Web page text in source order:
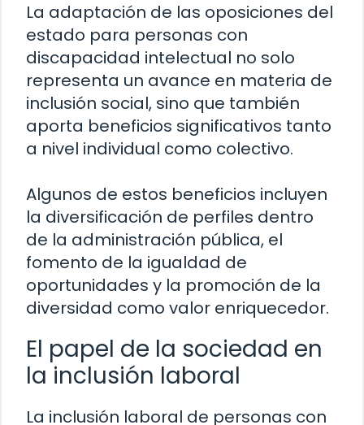
La adaptación de las oposiciones del
estado para personas con
discapacidad intelectual no solo
representa un avance en materia de
inclusión social, sino que también
aporta beneficios significativos tanto
a nivel individual como colectivo.
Algunos de estos beneficios incluyen
la diversificación de perfiles dentro
de la administración pública, el
fomento de la igualdad de
oportunidades y la promoción de la
diversidad como valor enriquecedor.
El papel de la sociedad en
la inclusión laboral
La inclusión laboral de personas con